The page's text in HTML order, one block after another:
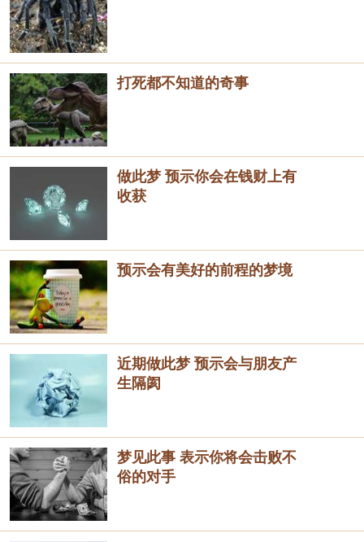
打死都不知道的奇事
做此梦 预示你会在钱财上有
收获
预示会有美好的前程的梦境
近期做此梦 预示会与朋友产
生隔阂
梦见此事 表示你将会击败不
俗的对手